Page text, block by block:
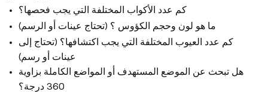
كم عدد الأكواب المختلفة التي يجب فحصها؟
ما هو لون وحجم الكؤوس ؟ (تحتاج عينات أو الرسم)
كم عدد العيوب المختلفة التي يجب اكتشافها؟ (تحتاج إلى
عينات أو رسم)
هل تبحث عن الموضع المستهدف أو المواضع الكاملة بزاوية
360 درجة؟